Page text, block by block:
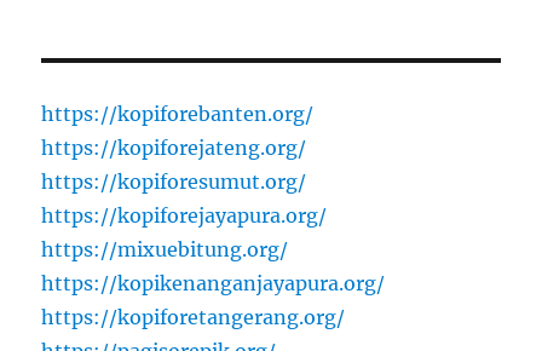
https://kopiforebanten.org/
https://kopiforejateng.org/
https://kopiforesumut.org/
https://kopiforejayapura.org/
https://mixuebitung.org/
https://kopikenanganjayapura.org/
https://kopiforetangerang.org/